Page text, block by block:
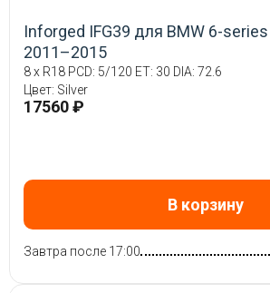
Inforged IFG39 для BMW 6-
2011–2015
8 x R18 PCD: 5/120 ET: 30 DIA: 72.6
Цвет: Silver
17560 ₽
В корзину
Завтра после 17:00